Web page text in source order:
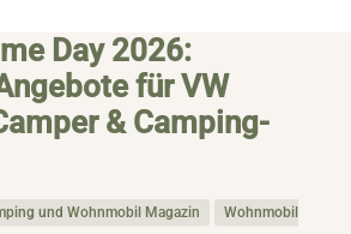
Day 2026:
für VW
& Camping-
und Wohnmobil Magazin
Wohnmobil